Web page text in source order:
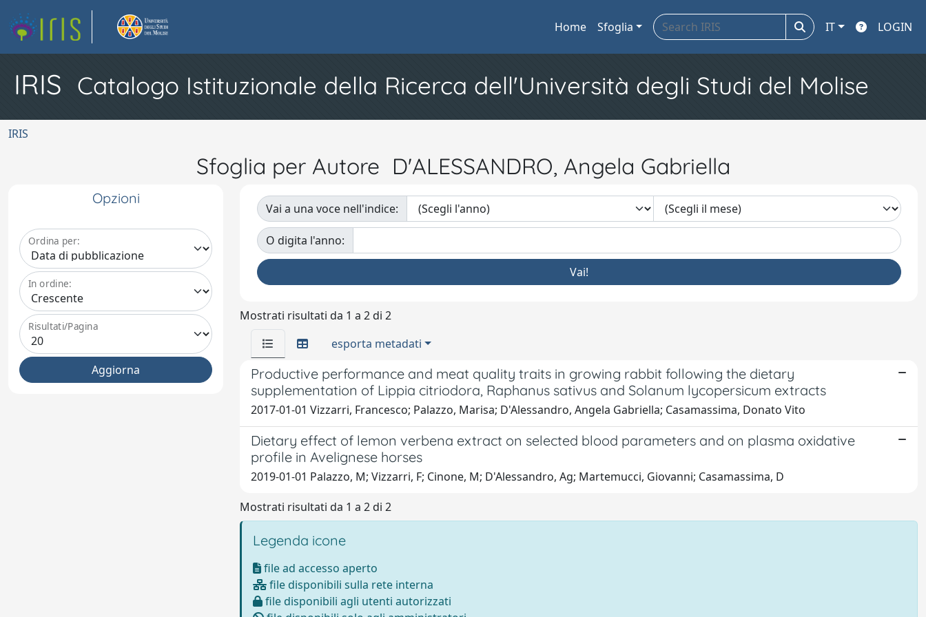
Home Sfoglia IT LOGIN
IRIS Catalogo Istituzionale della Ricerca dell'Università degli Studi del Molise
IRIS
Sfoglia per Autore D'ALESSANDRO, Angela Gabriella
Opzioni
Ordina per:
In ordine:
Risultati/Pagina
Vai a una voce nell'indice:
O digita l'anno:
Mostrati risultati da 1 a 2 di 2
esporta metadati
Productive performance and meat quality traits in growing rabbit following the dietary
supplementation of Lippia citriodora, Raphanus sativus and Solanum lycopersicum extracts
2017-01-01 Vizzarri, Francesco; Palazzo, Marisa; D'Alessandro, Angela Gabriella; Casamassima, Donato Vito
Dietary effect of lemon verbena extract on selected blood parameters and on plasma oxidative
profile in Avelignese horses
2019-01-01 Palazzo, M; Vizzarri, F; Cinone, M; D'Alessandro, Ag; Martemucci, Giovanni; Casamassima, D
Mostrati risultati da 1 a 2 di 2
Legenda icone
file ad accesso aperto
file disponibili sulla rete interna
file disponibili agli utenti autorizzati